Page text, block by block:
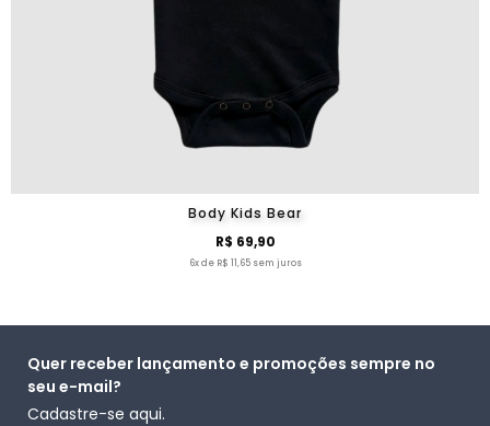
Body Kids Bear
R$ 69,90
6x de R$ 11,65 sem juros
Quer receber lançamento e promoções sempre no
seu e-mail?
Cadastre-se aqui.